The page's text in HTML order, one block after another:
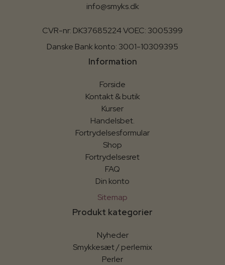
info@smyks.dk
CVR-nr: DK37685224 VOEC: 3005399
Danske Bank konto: 3001-10309395
Information
Forside
Kontakt & butik
Kurser
Handelsbet.
Fortrydelsesformular
Shop
Fortrydelsesret
FAQ
Din konto
Sitemap
Produkt kategorier
Nyheder
Smykkesæt / perlemix
Perler